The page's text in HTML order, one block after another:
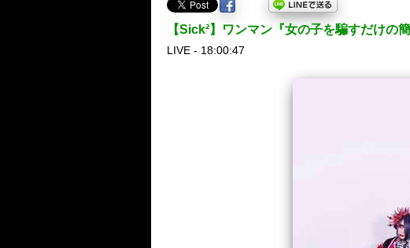
【Sick²】ワンマン『女の子を騙すだけの
LIVE - 18:00:47